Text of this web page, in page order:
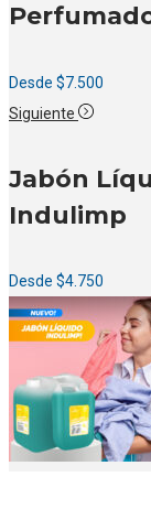
Desde $7.500
Siguiente
Jabón
Indulimp
Desde $4.750